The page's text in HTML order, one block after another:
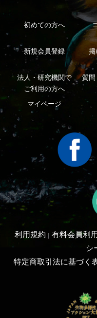
質問・報
有料会員利用規約
シーに
特定商取引法に基づく表示
ープ
Copyright ©2016 Yama-
An impress Group